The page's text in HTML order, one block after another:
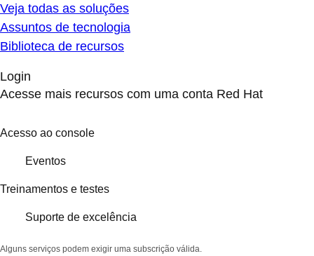
Veja todas as soluções
Assuntos de tecnologia
Biblioteca de recursos
Login
Acesse mais recursos com uma conta Red Hat
Acesso ao console
Eventos
Treinamentos e testes
Suporte de excelência
Alguns serviços podem exigir uma subscrição válida.